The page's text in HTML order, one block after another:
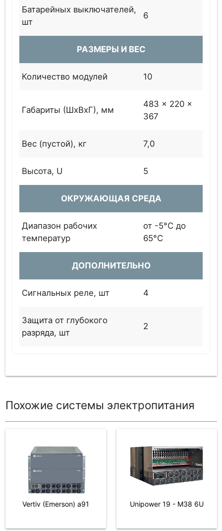
Батарейных выключателей,
шт
6
РАЗМЕРЫ И ВЕС
Количество модулей 10
Габариты (ШхВхГ), мм
483 x 220 x
367
Вес (пустой), кг 7,0
Высота, U 5
ОКРУЖАЮЩАЯ СРЕДА
Диапазон рабочих
температур
от -5°C до
65°C
ДОПОЛНИТЕЛЬНО
Сигнальных реле, шт 4
Защита от глубокого
разряда, шт
2
Похожие системы электропитания
Vertiv (Emerson) a91 Unipower 19 - M38 6U